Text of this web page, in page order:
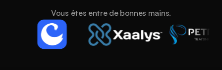
Vous êtes entre de bonnes mains.